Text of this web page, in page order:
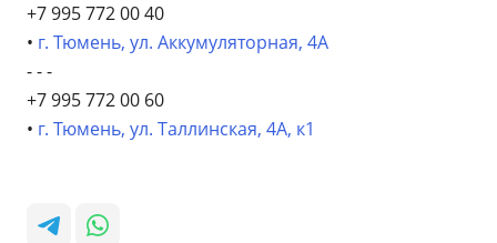
+7 995 772 00 40
• г. Тюмень, ул. Аккумуляторная, 4А
- - -
+7 995 772 00 60
• г. Тюмень, ул. Таллинская, 4А, к1